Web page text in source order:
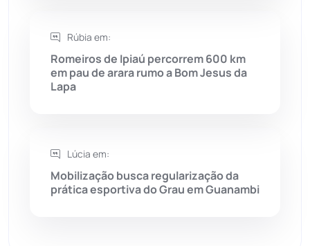
Sítio do Mato
Sudoeste Baiano
Rúbia em:
Romeiros de Ipiaú percorrem 600 km
em pau de arara rumo a Bom Jesus da
Lapa
Lúcia em:
Mobilização busca regularização da
prática esportiva do Grau em Guanambi